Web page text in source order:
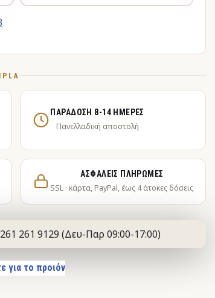
ΠΑΡΆΔΟΣΗ 8-14 ΗΜΈΡΕΣ
Πανελλαδική αποστολή
ΑΣΦΑΛΕΊΣ ΠΛΗΡΩΜΈΣ
SSL · κάρτα, PayPal, έως 4 άτοκες δόσεις
261 9129 (Δευ-Παρ 09:00-17:00)
για το προιόν